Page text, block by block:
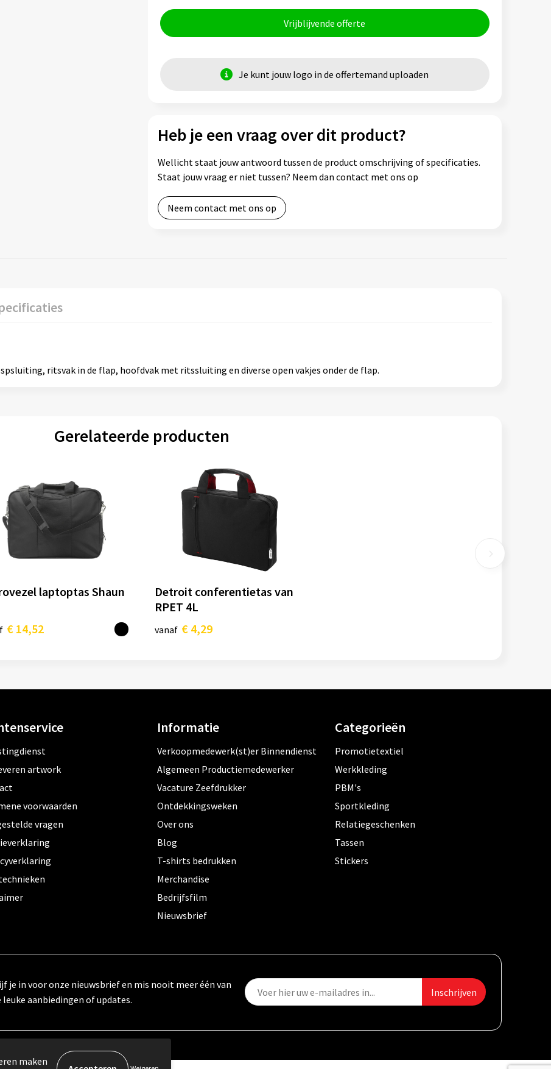
Vrijblijvende offerte
Je kunt jouw logo in de offertemand uploaden
Heb je een vraag over dit product?
Wellicht staat jouw antwoord tussen de product omschrijving of specificaties.
Staat jouw vraag er niet tussen? Neem dan contact met ons op
Neem contact met ons op
ritsvak in de flap, hoofdvak met ritssluiting en diverse open vakjes onder de flap.
Gerelateerde producten
laptoptas Shaun
€ 14,52
Detroit conferentietas van
RPET 4L
vanaf € 4,29
artwork
voorwaarden
vragen
Informatie
Verkoopmedewerk(st)er Binnendienst
Algemeen Productiemedewerker
Vacature Zeefdrukker
Ontdekkingsweken
Over ons
Blog
T-shirts bedrukken
Merchandise
Bedrijfsfilm
Nieuwsbrief
Categorieën
Promotietextiel
Werkkleding
PBM's
Sportkleding
Relatiegeschenken
Tassen
Stickers
je in voor onze nieuwsbrief en mis nooit meer één van
leuke aanbiedingen of updates.
maken